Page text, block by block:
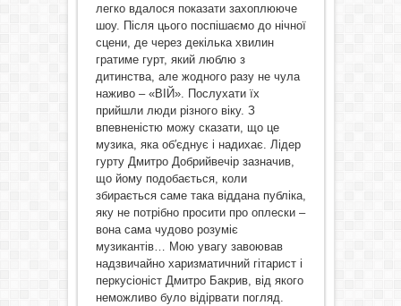
легко вдалося показати захоплююче
шоу. Після цього поспішаємо до нічної
сцени, де через декілька хвилин
гратиме гурт, який люблю з
дитинства, але жодного разу не чула
наживо – «ВІЙ». Послухати їх
прийшли люди різного віку. З
впевненістю можу сказати, що це
музика, яка об′єднує і надихає. Лідер
гурту Дмитро Добрийвечір зазначив,
що йому подобається, коли
збирається саме така віддана публіка,
яку не потрібно просити про оплески –
вона сама чудово розуміє
музикантів… Мою увагу завоював
надзвичайно харизматичний гітарист і
перкусіоніст Дмитро Бакрив, від якого
неможливо було відірвати погляд.